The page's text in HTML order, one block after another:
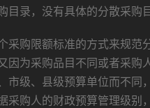
目录，没有具体的分散采购目
购限额标准的方式来规范
因为采购品目不同或者采购
市级、县级预算单位而不同
采购人的财政预算管理级别